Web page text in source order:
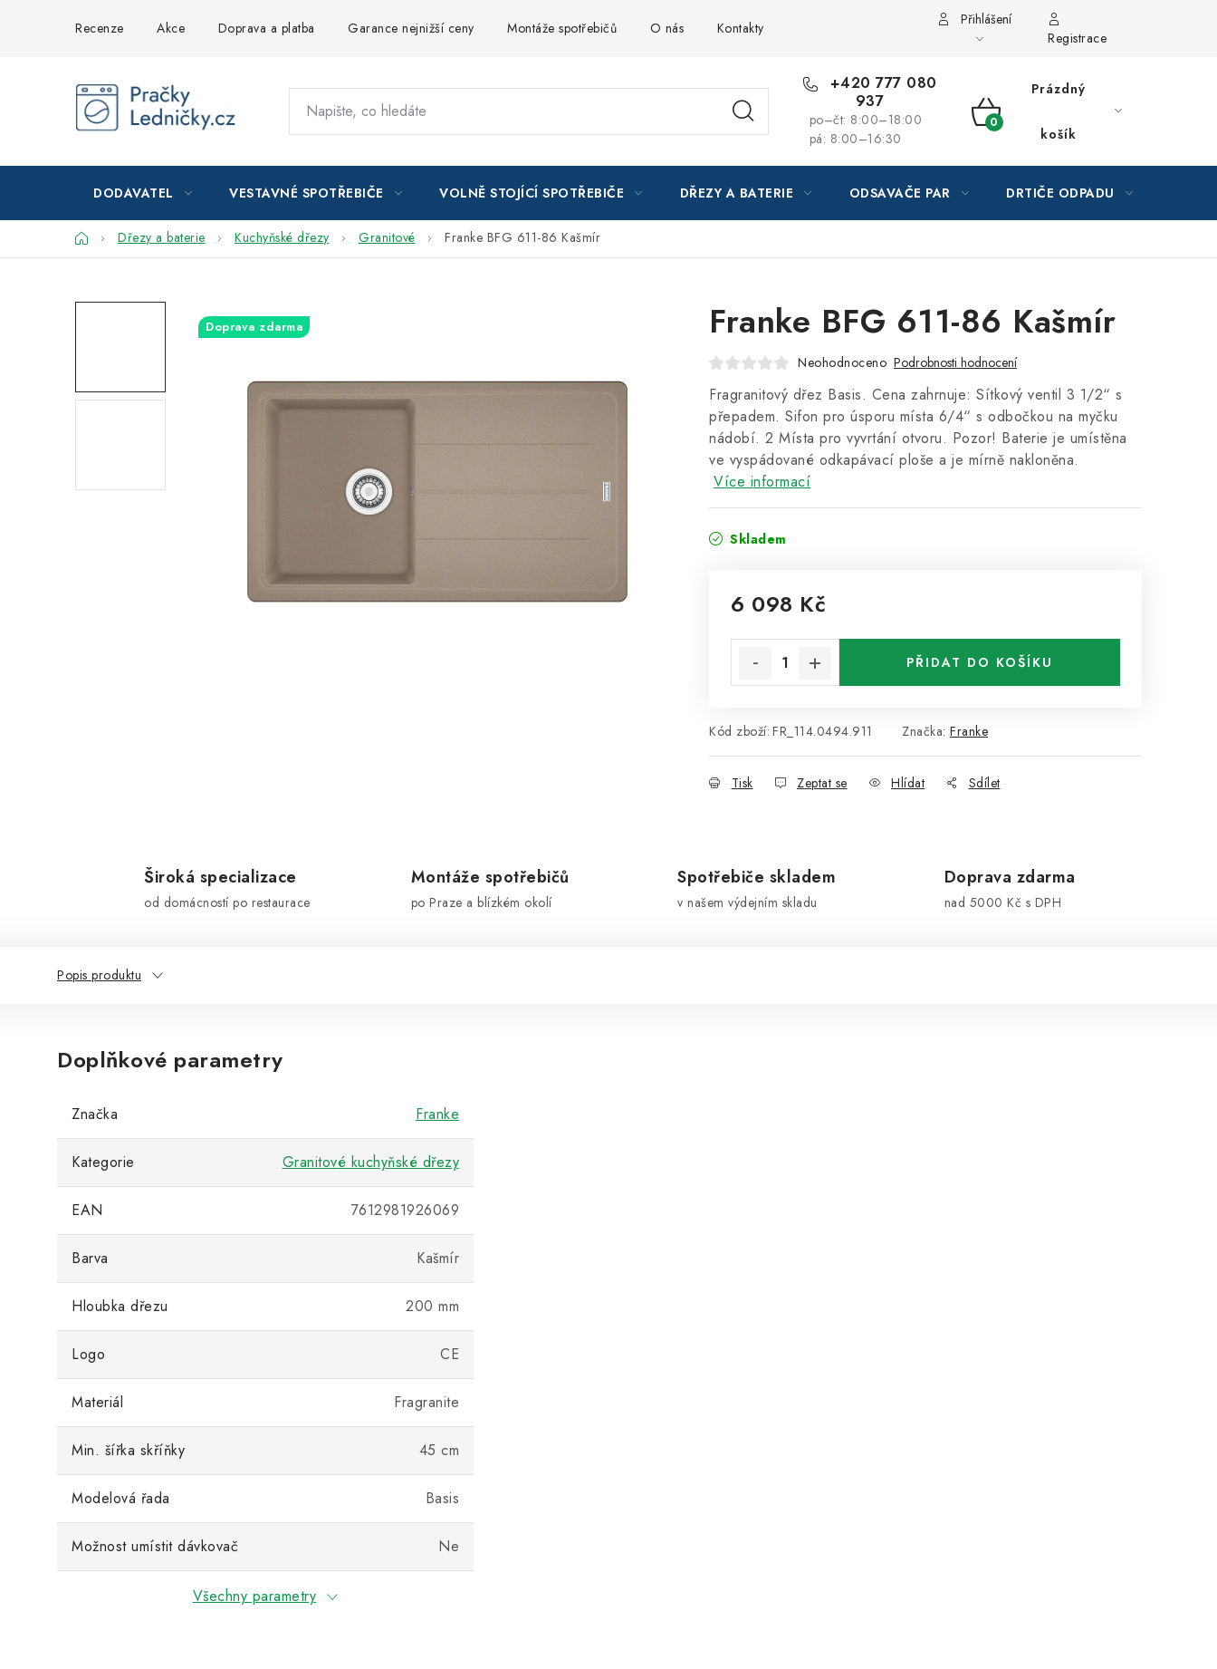
Recenze Akce Doprava a platba Garance nejnižší ceny Montáže spotřebičů O nás Kontakty
Přihlášení
Registrace
+420 777 080
937
po–čt: 8:00–18:00
pá: 8:00–16:30
NÁKUPNÍ
Prázdný
košík
DODAVATEL VESTAVNÉ SPOTŘEBIČE VOLNĚ STOJÍCÍ SPOTŘEBIČE DŘEZY A BATERIE ODSAVAČE PAR DRTIČE ODPADU
DomůDřezy a baterie Kuchyňské dřezy Granitové Franke BFG 611-86 Kašmír
Franke BFG 611-86 Kašmír
Neohodnoceno Podrobnosti hodnocení
Fragranitový dřez Basis. Cena zahrnuje: Sítkový ventil 3 1/2“ s
přepadem. Sifon pro úsporu místa 6/4“ s odbočkou na myčku
nádobí. 2 Místa pro vyvrtání otvoru. Pozor! Baterie je umístěna
ve vyspádované odkapávací ploše a je mírně nakloněna.
Více informací
Skladem
6 098 Kč
PŘIDAT DO KOŠÍKU
Kód zboží: FR_114.0494.911 Značka: Franke
Tisk Zeptat se Hlídat Sdílet
Doprava zdarma
Široká specializace
od domácností po restaurace
Montáže spotřebičů
po Praze a blízkém okolí
Spotřebiče skladem
v našem výdejním skladu
Doprava zdarma
nad 5000 Kč s DPH
Popis produktu
Doplňkové parametry
Značka Franke
Kategorie Granitové kuchyňské dřezy
EAN 7612981926069
Barva Kašmír
Hloubka dřezu 200 mm
Logo CE
Materiál Fragranite
Min. šířka skříňky 45 cm
Modelová řada Basis
Možnost umístit dávkovač Ne
Všechny parametry